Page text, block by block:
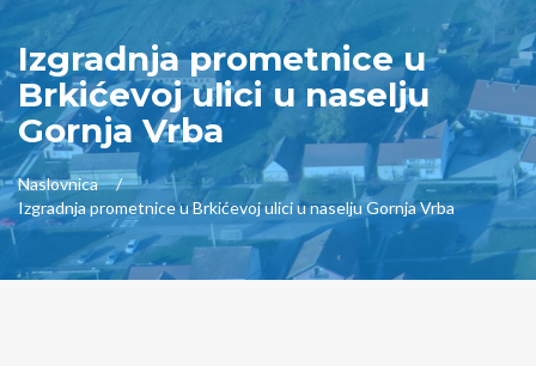
Izgradnja prometnice u
Brkićevoj ulici u naselju
Gornja Vrba
Naslovnica
Izgradnja prometnice u Brkićevoj ulici u naselju Gornja Vrba